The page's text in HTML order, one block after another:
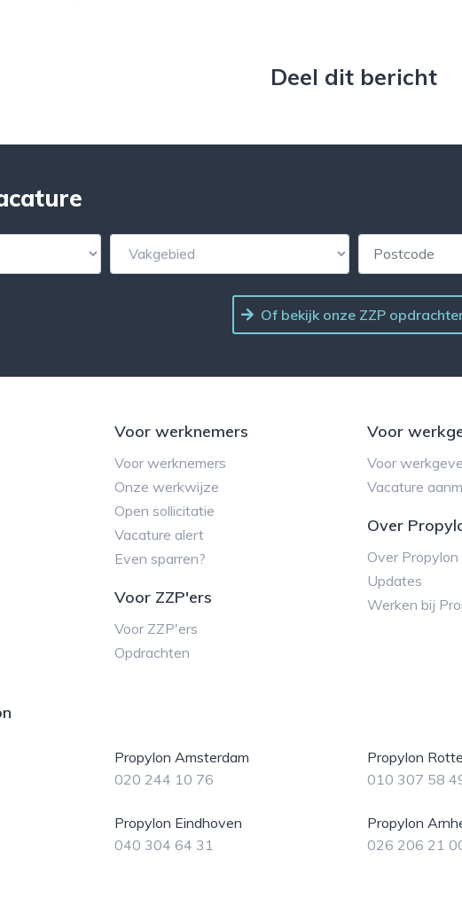
Deel dit bericht
Of bekijk onze ZZP
Voor werknemers
Voor werknemers
Onze werkwijze
Open sollicitatie
Vacature alert
Even sparren?
Voor ZZP'ers
Voor ZZP'ers
Opdrachten
Voor
Voor
Vacature
Over
Over Propylon
Updates
Werken bij
Propylon Amsterdam
020 244 10 76
Propylon
010 307 58
Propylon Eindhoven
040 304 64 31
Propylon
026 206 21